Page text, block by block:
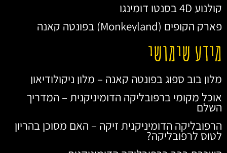
קולנוע 4D בסנטו דומינגו
פארק הקופים (Monkeyland) בפונטה קאנה
מידע שימושי
מלון בוב ספוג בפונטה קאנה – מלון ניקולודיאון
אוכל מקומי ברפובליקה הדומיניקנית – המדריך
השלם
הרפובליקה הדומיניקנית זיקה – האם מסוכן בהריון
לטוס לרפובליקה?